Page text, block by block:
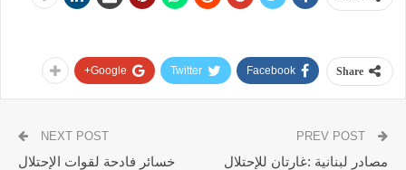
Share
Facebook
Twitter
Google+
مصادر لبنانية :غارتان للإحتلال
NEXT POST
خسائر فادحة لقوات الإحتلال